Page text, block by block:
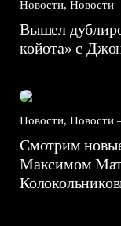
Новости, Новости
Вышел
койота» с
Новости, Новости
Смотрим
Максимом